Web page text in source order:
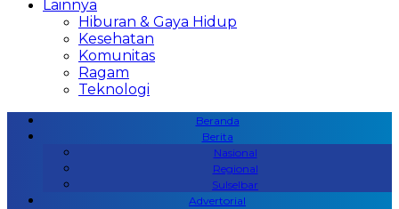
Lainnya
Hiburan & Gaya Hidup
Kesehatan
Komunitas
Ragam
Teknologi
Beranda
Berita
Nasional
Regional
Sulselbar
Advertorial